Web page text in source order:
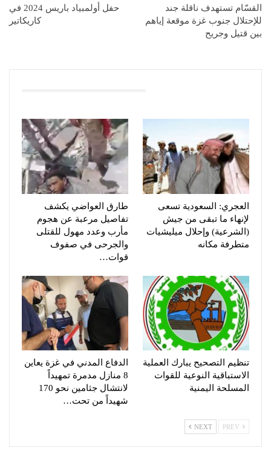
القسّام تستهدف ناقلة جند
للإحتلال جنوب غزة موقعة إياهم
بين قتيل وجريح
حفل أولمبياد باريس 2024 في
كاريكاتير
العجري: السعودية تسعى
لإنهاء ما تبقى من جيش
(الشرعية) وإحلال ميليشيات
متطرفة مكانه
طارق العواضي يكشف
تفاصيل مرعبة عن هجوم
مأرب وعدد مهول للقتلى
والجرحى في صفوف
قوات…
تنظيم التصحيح يبارك العملية
الاستباقية النوعية للقوات
المسلحة اليمنية
الدفاع المدني في غزة يعاين
8 منازل مدمرة تمهيداً
لانتشال جثامين نحو 170
شهيداً من تحت…
NEXT